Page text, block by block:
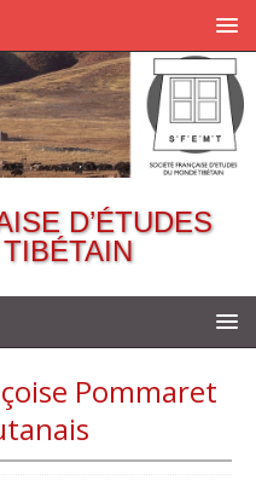
D’ÉTUDES
Pommaret